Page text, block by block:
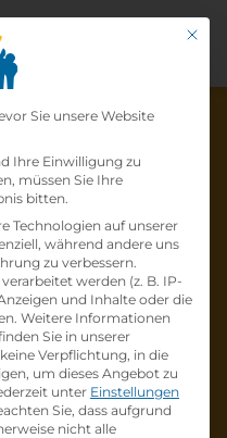
schon
Einzelhandel (w /m
ist schonbesetzt
Mit
Sie unsere Website
Ihre Einwilligung zu
müssen Sie Ihre
bitten.
Technologien auf unserer
während andere uns
zu verbessern.
werden (z. B. IP-
und Inhalte oder die
Weitere Informationen
Sie in unserer
Verpflichtung, in die
um dieses Angebot zu
unter Einstellungen
Sie, dass aufgrund
nicht alle